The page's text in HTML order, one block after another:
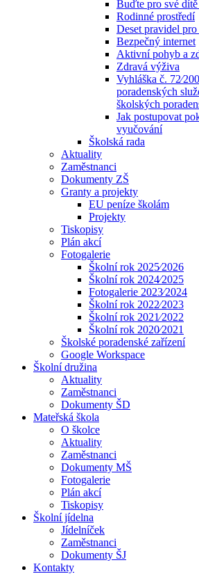
Buďte pro své
Rodinné prostředí
Deset pravidel
Bezpečný internet
Aktivní pohyb a
Zdravá výživa
Vyhláška č.
poradenských
školských
Jak postupovat
vyučování
Školská rada
Aktuality
Zaměstnanci
Dokumenty ZŠ
Granty a projekty
EU peníze školám
Projekty
Tiskopisy
Plán akcí
Fotogalerie
Školní rok 2025⁄2026
Školní rok 2024⁄2025
Fotogalerie 2023⁄2024
Školní rok 2022⁄2023
Školní rok 2021⁄2022
Školní rok 2020⁄2021
Školské poradenské zařízení
Google Workspace
Školní družina
Aktuality
Zaměstnanci
Dokumenty ŠD
Mateřská škola
O školce
Aktuality
Zaměstnanci
Dokumenty MŠ
Fotogalerie
Plán akcí
Tiskopisy
Školní jídelna
Jídelníček
Zaměstnanci
Dokumenty ŠJ
Kontakty